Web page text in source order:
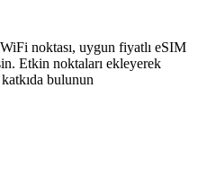
noktası, uygun fiyatlı eSIM
Etkin noktaları ekleyerek
bulunun